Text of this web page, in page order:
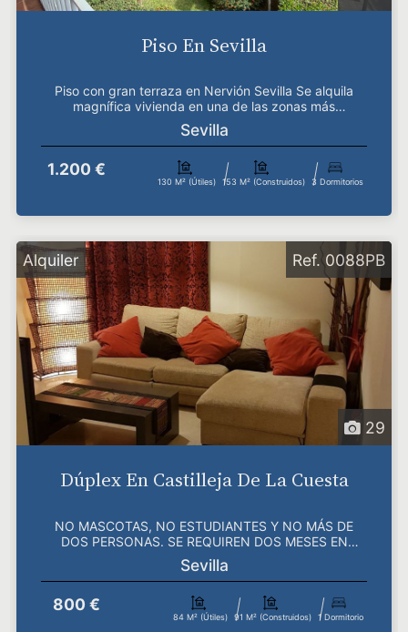
Piso En Sevilla
Piso con gran terraza en Nervión Sevilla Se alquila
magnífica vivienda en una de las zonas más
demandada...
Sevilla
1.200 €
130 M² (útiles) 153 M² (construidos) 3 Dormitorios
Alquiler
29
Ref. 0088PB
Dúplex En Castilleja De La Cuesta
NO MASCOTAS, NO ESTUDIANTES Y NO MÁS DE
DOS PERSONAS. SE REQUIREN DOS MESES EN
DEPÓSITO UNO DE FIANZA Y...
Sevilla
800 €
84 M² (útiles) 91 M² (construidos) 1 Dormitorio